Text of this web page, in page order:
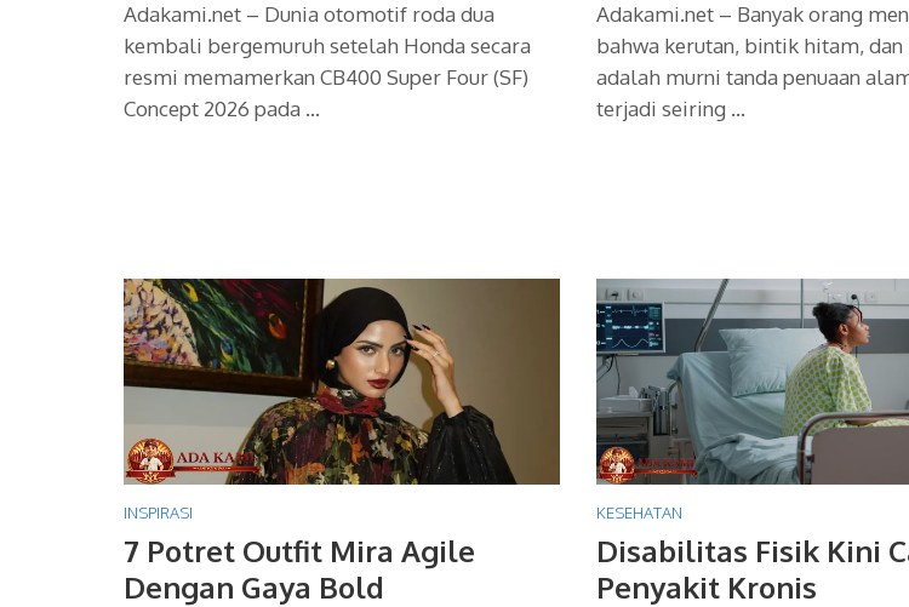
Adakami.net – Dunia otomotif roda dua
kembali bergemuruh setelah Honda secara
resmi memamerkan CB400 Super Four (SF)
Concept 2026 pada …
Adakami.net – Banyak orang
bahwa kerutan, bintik hitam,
adalah murni tanda penuaan
terjadi seiring …
INSPIRASI
7 Potret Outfit Mira Agile
Dengan Gaya Bold
KESEHATAN
Disabilitas Fisik Kini
Penyakit Kronis